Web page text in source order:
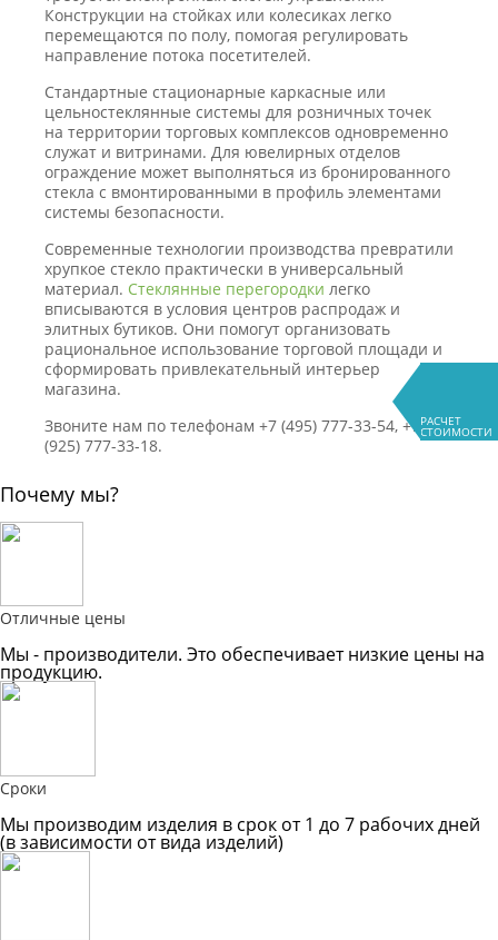
РАСЧЕТ
СТОИМОСТИ
Конструкции на стойках или колесиках легко
перемещаются по полу, помогая регулировать
направление потока посетителей.
Стандартные стационарные каркасные или
цельностеклянные системы для розничных точек
на территории торговых комплексов одновременно
служат и витринами. Для ювелирных отделов
ограждение может выполняться из бронированного
стекла с вмонтированными в профиль элементами
системы безопасности.
Современные технологии производства превратили
хрупкое стекло практически в универсальный
материал. Стеклянные перегородки легко
вписываются в условия центров распродаж и
элитных бутиков. Они помогут организовать
рациональное использование торговой площади и
сформировать привлекательный интерьер
магазина.
Звоните нам по телефонам +7 (495) 777-33-54, +7
(925) 777-33-18.
Почему мы?
Отличные цены
Мы - производители. Это обеспечивает низкие цены на
продукцию.
Сроки
Мы производим изделия в срок от 1 до 7 рабочих дней
(в зависимости от вида изделий)